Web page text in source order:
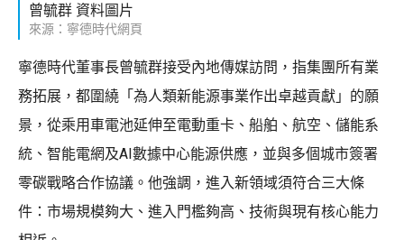
曾毓群 資料圖片
來源：寧德時代網頁
寧德時代董事長曾毓群接受內地傳媒訪問，指集團所有業
務拓展，都圍繞「為人類新能源事業作出卓越貢獻」的願
景，從乘用車電池延伸至電動重卡、船舶、航空、儲能系
統、智能電網及AI數據中心能源供應，並與多個城市簽署
零碳戰略合作協議。他強調，進入新領域須符合三大條
件：市場規模夠大、進入門檻夠高、技術與現有核心能力